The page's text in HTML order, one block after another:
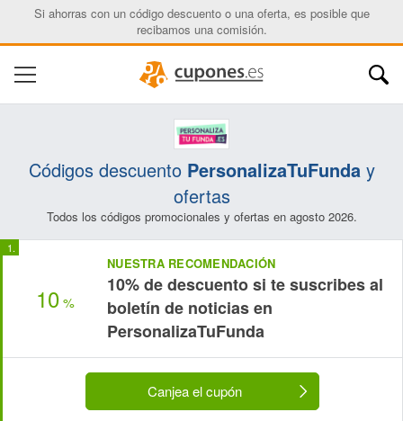
Si ahorras con un código descuento o una oferta, es posible que
recibamos una comisión.
Códigos descuento PersonalizaTuFunday
ofertas
Todos los códigos promocionales y ofertas en agosto 2026.
10 %
NUESTRA RECOMENDACIÓN
10% de descuento si te suscribes al
boletín de noticias en
PersonalizaTuFunda
Canjea el cupón